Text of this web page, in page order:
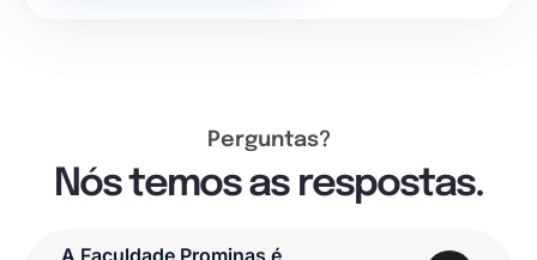
Perguntas?
Nós temos as respostas.